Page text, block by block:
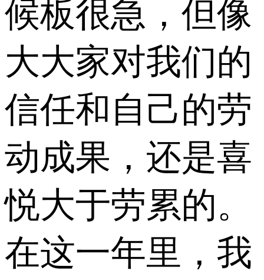
候板很急，但像
大大家对我们的
信任和自己的劳
动成果，还是喜
悦大于劳累的。
在这一年里，我